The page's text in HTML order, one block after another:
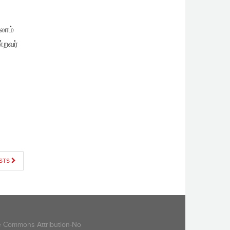
Attribution-No